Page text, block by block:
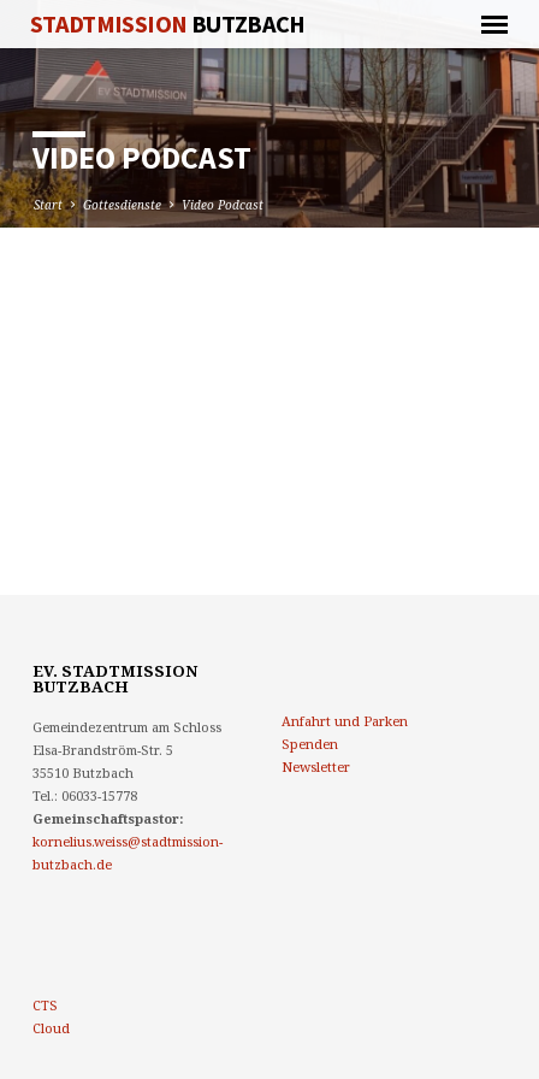
STADTMISSION BUTZBACH
VIDEO PODCAST
Start Gottesdienste Video Podcast
EV. STADTMISSION
BUTZBACH
Gemeindezentrum am Schloss
Elsa-Brandström-Str. 5
35510 Butzbach
Tel.: 06033-15778
Gemeinschaftspastor:
kornelius.weiss@stadtmission-
butzbach.de
Anfahrt und Parken
Spenden
Newsletter
CTS
Cloud